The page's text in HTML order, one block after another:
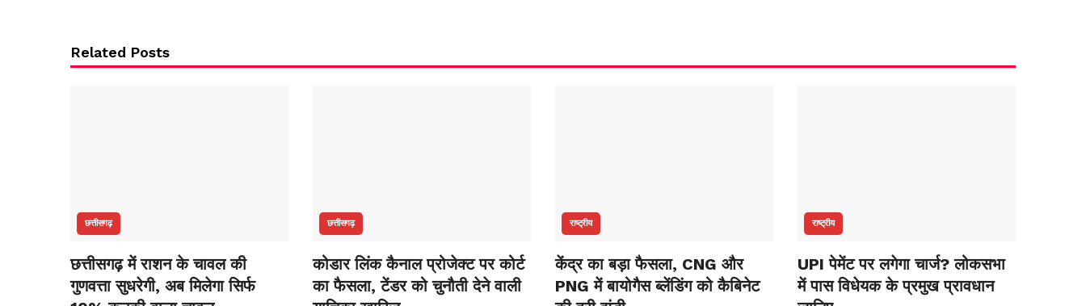
Related Posts
छत्तीसगढ़
छत्तीसगढ़ में राशन के चावल की
गुणवत्ता सुधरेगी, अब मिलेगा सिर्फ
छत्तीसगढ़
कोडार लिंक कैनाल प्रोजेक्ट पर कोर्ट
का फैसला, टेंडर को चुनौती देने वाली
राष्ट्रीय
केंद्र का बड़ा फैसला, CNG और
PNG में बायोगैस ब्लेंडिंग को कैबिनेट
राष्ट्रीय
UPI पेमेंट पर लगेगा चार्ज? लोकसभा
में पास विधेयक के प्रमुख प्रावधान